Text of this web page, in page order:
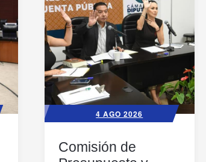
4 AGO 2026
Comisión de